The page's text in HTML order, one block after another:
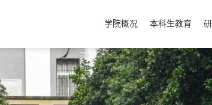
学院概况 本科生教育